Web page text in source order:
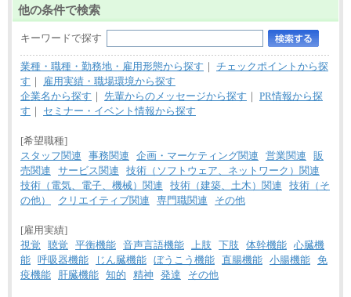
他の条件で検索
キーワードで探す
業種・職種・勤務地・雇用形態から探す ｜ チェックポイントから探
す ｜
雇用実績・職場環境から探す
企業名から探す ｜ 先輩からのメッセージから探す ｜ PR情報から探
す ｜ セミナー・イベント情報から探す
[希望職種]
スタッフ関連
事務関連 企画・マーケティング関連 営業関連
販
売関連
サービス関連
技術（ソフトウェア、ネットワーク）関連
技術（電気、電子、機械）関連
技術（建築、土木）関連
技術（そ
の他）
クリエイティブ関連 専門職関連 その他
[雇用実績]
視覚
聴覚 平衡機能 音声言語機能 上肢 下肢 体幹機能 心臓機
能 呼吸器機能 じん臓機能 ぼうこう機能 直腸機能 小腸機能 免
疫機能
肝臓機能 知的 精神 発達 その他